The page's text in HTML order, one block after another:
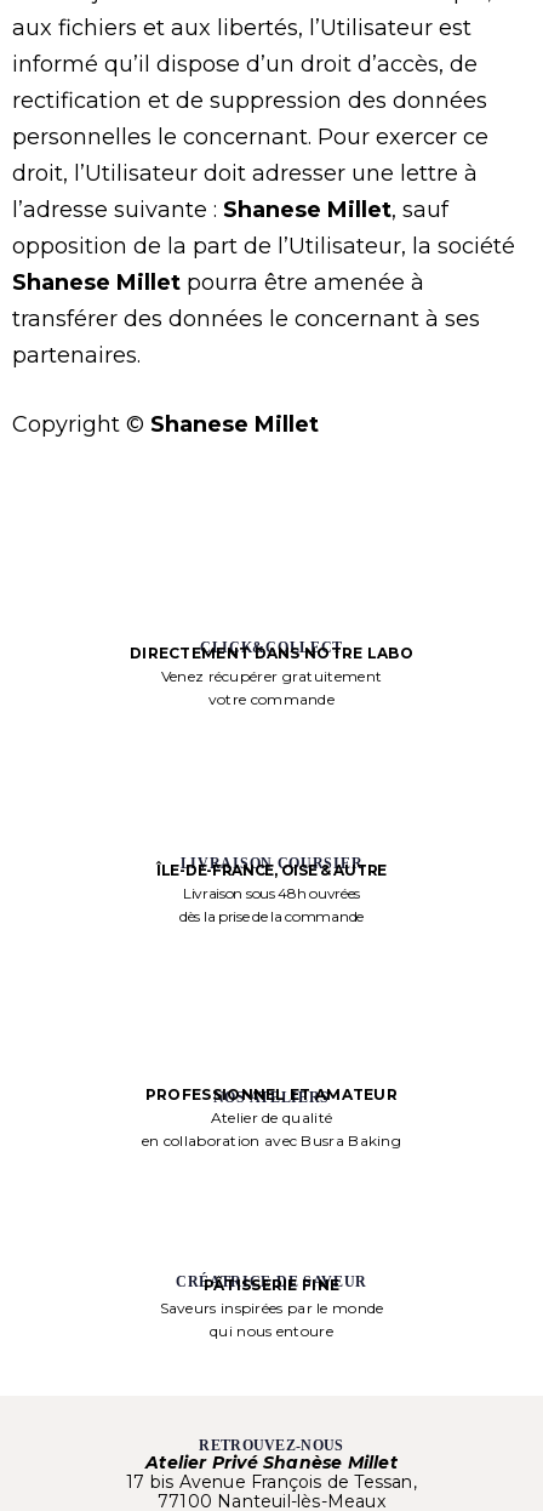
aux fichiers et aux libertés, l’Utilisateur est
informé qu’il dispose d’un droit d’accès, de
rectification et de suppression des données
personnelles le concernant. Pour exercer ce
droit, l’Utilisateur doit adresser une lettre à
l’adresse suivante : Shanese Millet, sauf
opposition de la part de l’Utilisateur, la société
Shanese Millet pourra être amenée à
transférer des données le concernant à ses
partenaires.
Copyright © Shanese Millet
CLICK&COLLECT
DIRECTEMENT DANS NOTRE LABO
Venez récupérer gratuitement
votre commande
LIVRAISON COURSIER
ÎLE-DE-FRANCE, OISE & AUTRE
Livraison sous 48h ouvrées
dès la prise de la commande
NOS ATELIERS
PROFESSIONNEL ET AMATEUR
Atelier de qualité
en collaboration avec Busra Baking
CRÉATRICE DE SAVEUR
PÂTISSERIE FINE
Saveurs inspirées par le monde
qui nous entoure
RETROUVEZ-NOUS
Atelier Privé Shanèse Millet
17 bis Avenue François de Tessan,
77100 Nanteuil-lès-Meaux